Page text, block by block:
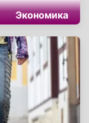
Экономика